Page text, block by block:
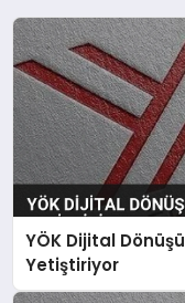
YÖK Dijital
Yetiştiriyor